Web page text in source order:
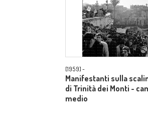
[1959] -
Manifestanti sulla
di Trinità dei Monti -
medio